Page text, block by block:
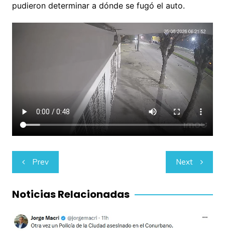
pudieron determinar a dónde se fugó el auto.
Navegación
de
entradas
Prev Next
Noticias Relacionadas